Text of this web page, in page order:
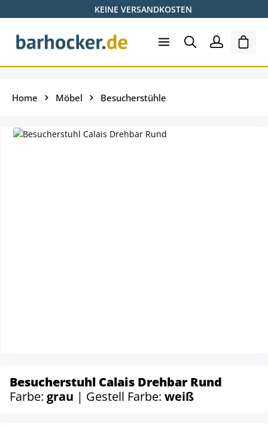
Zum Hauptinhalt springenKEINE VERSANDKOSTEN
Home Möbel Besucherstühle
Besucherstuhl Calais Drehbar Rund
Farbe: grau | Gestell Farbe: weiß